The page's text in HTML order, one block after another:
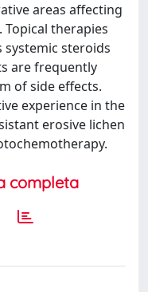
areas affecting
therapies
systemic steroids
are frequently
of side effects.
experience in the
erosive lichen
completa